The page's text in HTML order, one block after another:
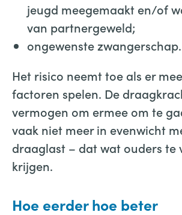
jeugd meegemaakt en/of
van partnergeweld;
ongewenste zwangerschap.
Het risico neemt toe als er
factoren spelen. De
vermogen om ermee om te
vaak niet meer in evenwicht
draaglast – dat wat ouders te
krijgen.
Hoe eerder hoe beter